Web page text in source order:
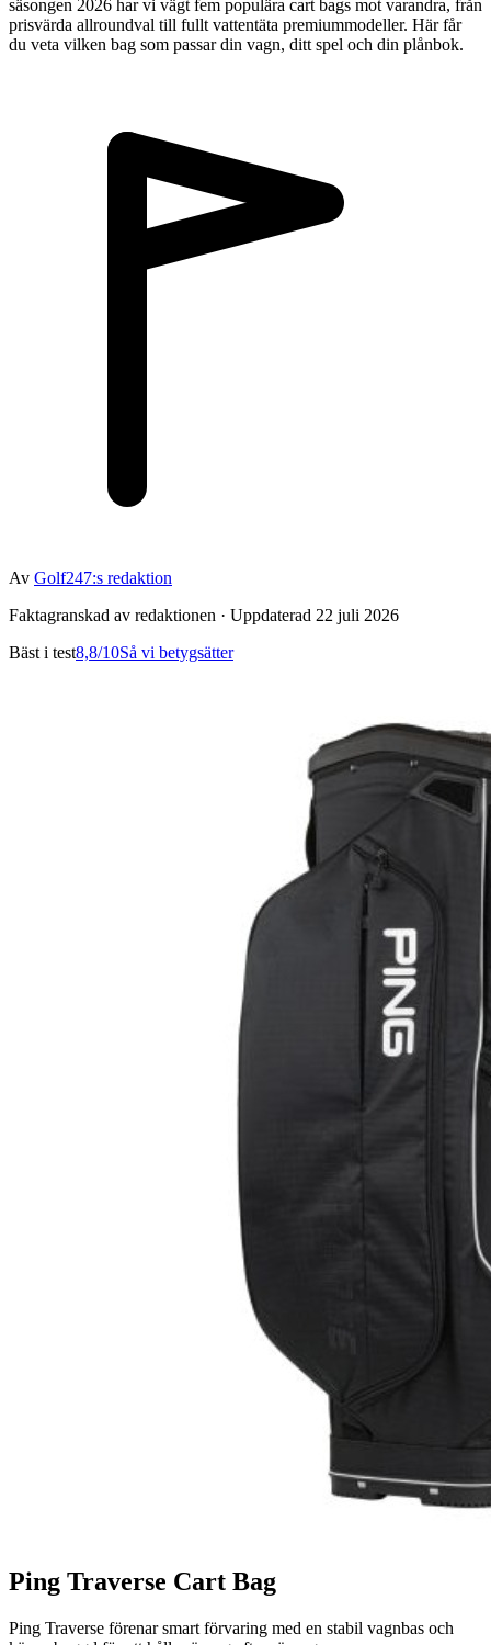
säsongen 2026 har vi vägt fem populära cart bags mot varandra, från
prisvärda allroundval till fullt vattentäta premiummodeller. Här får
du veta vilken bag som passar din vagn, ditt spel och din plånbok.
Av Golf247:s redaktion
Faktagranskad av redaktionen · Uppdaterad 22 juli 2026
Bäst i test8,8/10Så vi betygsätter
Ping Traverse Cart Bag
Ping Traverse förenar smart förvaring med en stabil vagnbas och